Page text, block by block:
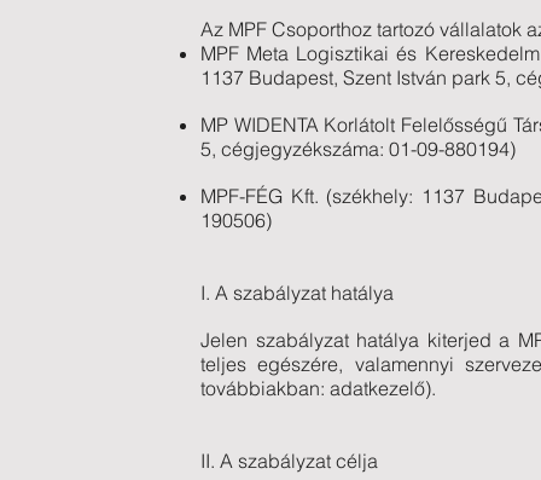
Az MPF Csoporthoz tartozó vállalatok
MPF Meta Logisztikai és
1137 Budapest, Szent István park 5,
MP WIDENTA Korlátolt Felelősségű
5, cégjegyzékszáma: 01-09-880194)
MPF-FÉG Kft. (székhely: 1137
190506)
I. A szabályzat hatálya
Jelen szabályzat hatálya kiterjed a
teljes egészére, valamennyi
továbbiakban: adatkezelő).
II. A szabályzat célja